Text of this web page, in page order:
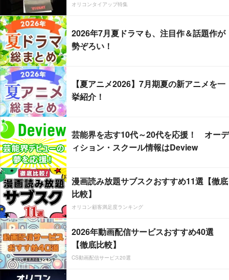
オリコンタイアップ特集
2026年7月夏ドラマも、注目作＆話題作が
勢ぞろい！
【夏アニメ2026】7月期夏の新アニメを一
挙紹介！
芸能界を志す10代～20代を応援！ オーデ
ィション・スクール情報はDeview
漫画読み放題サブスクおすすめ11選【徹底
比較】
オリコン顧客満足度ランキング
2026年動画配信サービスおすすめ40選
【徹底比較】
CS動画配信サービス20選